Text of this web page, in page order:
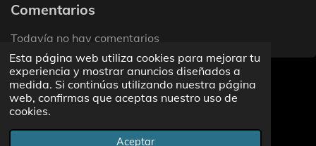
Esta página web utiliza cookies para mejorar tu
experiencia y mostrar anuncios diseñados a
medida. Si continúas utilizando nuestra página
web, confirmas que aceptas nuestro uso de
cookies.
Aceptar
Comentarios
Todavía no hay comentarios
Haz clic aquí para añadir texto
F
a
n
i
k
© 2023 - 2026 Top Restaurants by Pufpom